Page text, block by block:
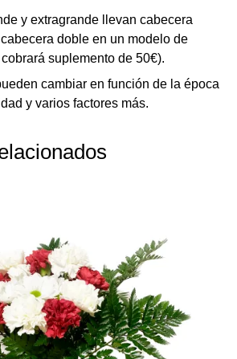
y extragrande llevan cabecera
doble en un modelo de
suplemento de 50€).
cambiar en función de la época
y varios factores más.